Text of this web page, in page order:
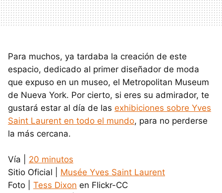
Para muchos, ya tardaba la creación de este
espacio, dedicado al primer diseñador de moda
que expuso en un museo, el Metropolitan Museum
de Nueva York. Por cierto, si eres su admirador, te
gustará estar al día de las exhibiciones sobre Yves
Saint Laurent en todo el mundo, para no perderse
la más cercana.
Vía | 20 minutos
Sitio Oficial | Musée Yves Saint Laurent
Foto | Tess Dixon en Flickr-CC